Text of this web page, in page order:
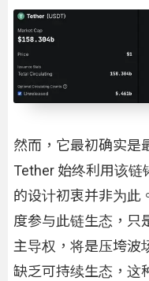
然而，它最初确实是
Tether 始终利用该
的设计初衷并非为此
度参与此链生态，只
主导权，将是压垮波
缺乏可持续生态，这